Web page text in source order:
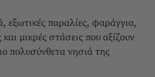
εξωτικές παραλίες, φαράγγια,
μικρές στάσεις που αξίζουν
πολυσύνθετα νησιά της